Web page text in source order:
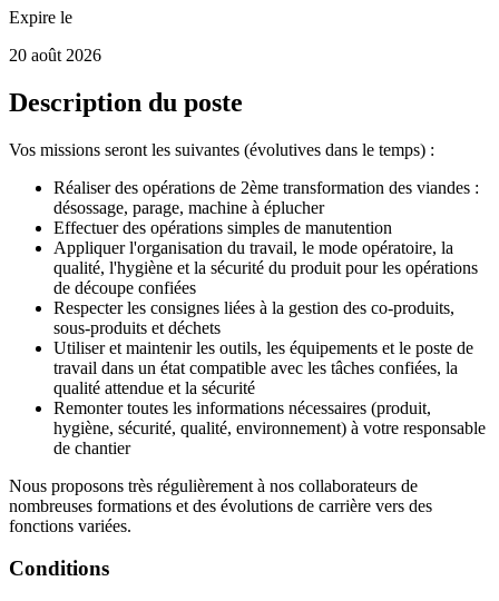
Expire le
20 août 2026
Description du poste
Vos missions seront les suivantes (évolutives dans le temps) :
Réaliser des opérations de 2ème transformation des viandes :
désossage, parage, machine à éplucher
Effectuer des opérations simples de manutention
Appliquer l'organisation du travail, le mode opératoire, la
qualité, l'hygiène et la sécurité du produit pour les opérations
de découpe confiées
Respecter les consignes liées à la gestion des co-produits,
sous-produits et déchets
Utiliser et maintenir les outils, les équipements et le poste de
travail dans un état compatible avec les tâches confiées, la
qualité attendue et la sécurité
Remonter toutes les informations nécessaires (produit,
hygiène, sécurité, qualité, environnement) à votre responsable
de chantier
Nous proposons très régulièrement à nos collaborateurs de
nombreuses formations et des évolutions de carrière vers des
fonctions variées.
Conditions